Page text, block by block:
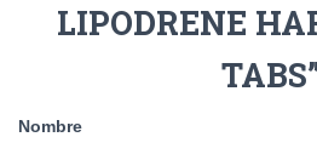
LIPODRENE
Nombre